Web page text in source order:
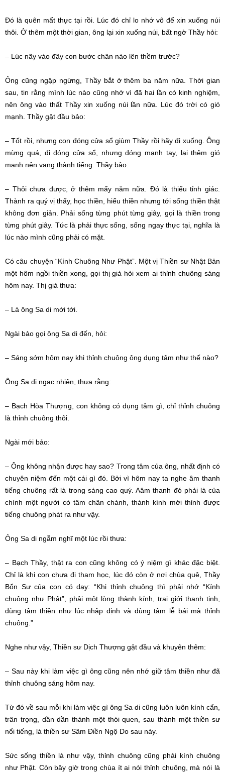
Đó là quên mất thực tại rồi. Lúc đó chỉ lo nhớ vô để xin xuống núi
thôi. Ở thêm một thời gian, ông lại xin xuống núi, bất ngờ Thầy hỏi:
– Lúc nãy vào đây con bước chân nào lên thềm trước?
Ông cũng ngập ngừng, Thầy bắt ở thêm ba năm nữa. Thời gian
sau, tin rằng mình lúc nào cũng nhớ vì đã hai lần có kinh nghiệm,
nên ông vào thất Thầy xin xuống núi lần nữa. Lúc đó trời có gió
mạnh. Thầy gật đầu bảo:
– Tốt rồi, nhưng con đóng cửa sổ giùm Thầy rồi hãy đi xuống. Ông
mừng quá, đi đóng cửa sổ, nhưng đóng mạnh tay, lại thêm gió
mạnh nên vang thành tiếng. Thầy bảo:
– Thôi chưa được, ở thêm mấy năm nữa. Đó là thiếu tỉnh giác.
Thành ra quý vị thấy, học thiền, hiểu thiền nhưng tới sống thiền thật
không đơn giản. Phải sống từng phút từng giây, gọi là thiền trong
từng phút giây. Tức là phải thực sống, sống ngay thực tại, nghĩa là
lúc nào mình cũng phải có mặt.
Có câu chuyện “Kính Chuông Như Phật”. Một vị Thiền sư Nhật Bản
một hôm ngồi thiền xong, gọi thị giả hỏi xem ai thỉnh chuông sáng
hôm nay. Thị giả thưa:
– Là ông Sa di mới tới.
Ngài bảo gọi ông Sa di đến, hỏi:
– Sáng sớm hôm nay khi thỉnh chuông ông dụng tâm như thế nào?
Ông Sa di ngạc nhiên, thưa rằng:
– Bạch Hòa Thượng, con không có dụng tâm gì, chỉ thỉnh chuông
là thỉnh chuông thôi.
Ngài mới bảo:
– Ông không nhận được hay sao? Trong tâm của ông, nhất định có
chuyên niệm đến một cái gì đó. Bởi vì hôm nay ta nghe âm thanh
tiếng chuông rất là trong sáng cao quý. Aâm thanh đó phải là của
chính một người có tâm chân chánh, thành kính mới thỉnh được
tiếng chuông phát ra như vậy.
Ông Sa di ngẫm nghĩ một lúc rồi thưa:
– Bạch Thầy, thật ra con cũng không có ý niệm gì khác đặc biệt.
Chỉ là khi con chưa đi tham học, lúc đó còn ở nơi chùa quê, Thầy
Bổn Sư của con có dạy: “Khi thỉnh chuông thì phải nhớ “Kính
chuông như Phật”, phải một lòng thành kính, trai giới thanh tịnh,
dùng tâm thiền như lúc nhập định và dùng tâm lễ bái mà thỉnh
chuông.”
Nghe như vậy, Thiền sư Dịch Thượng gật đầu và khuyên thêm:
– Sau này khi làm việc gì ông cũng nên nhớ giữ tâm thiền như đã
thỉnh chuông sáng hôm nay.
Từ đó về sau mỗi khi làm việc gì ông Sa di cũng luôn luôn kính cẩn,
trân trọng, dần dần thành một thói quen, sau thành một thiền sư
nổi tiếng, là thiền sư Sâm Điền Ngộ Do sau này.
Sức sống thiền là như vậy, thỉnh chuông cũng phải kính chuông
như Phật. Còn bây giờ trong chùa ít ai nói thỉnh chuông, mà nói là